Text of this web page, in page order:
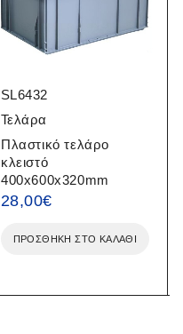
SL6432
Τελάρα
Πλαστικό τελάρο
κλειστό
400x600x320mm
28,00€
ΠΡΟΣΘΉΚΗ ΣΤΟ ΚΑΛΆΘΙ